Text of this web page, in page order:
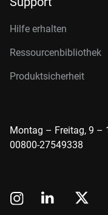
Hilfe erhalten
Ressourcenbibliothek
Produktsicherheit
Montag – Freitag, 9 –
00800-27549338